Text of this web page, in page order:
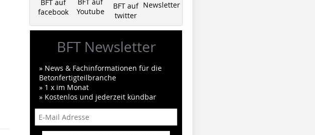
BFT auf
facebook
Youtube
BFT auf
twitter
Newsletter
BFT Newsletter
» News & Fachinformationen für die
Betonfertigteilbranche
» 1 x im Monat
» Kostenlos und jederzeit kündbar